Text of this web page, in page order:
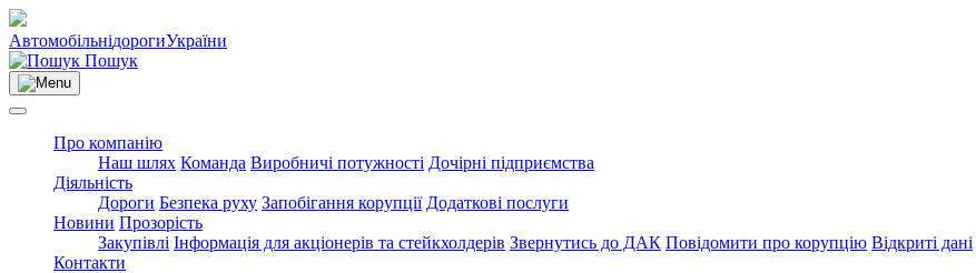
АвтомобільнідорогиУкраїни
Пошук
Про компанію
Наш шлях Команда Виробничі потужності Дочірні підприємства
Діяльність
Дороги Безпека руху Запобігання корупції Додаткові послуги
Новини Прозорість
Закупівлі Інформація для акціонерів та стейкхолдерів Звернутись до ДАК Повідомити про корупцію Відкриті дані
Контакти